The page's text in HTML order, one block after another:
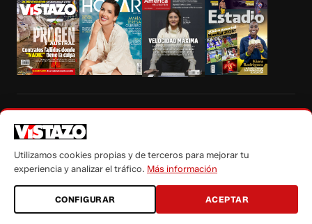
autorización escrita de su titular, de todos los contenidos de Vistazo.com.
Utilizamos cookies propias y de terceros para mejorar tu
experiencia y analizar el tráfico. Más información
CONFIGURAR ACEPTAR